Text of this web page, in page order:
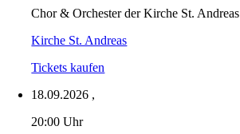
Chor & Orchester der Kirche St. Andreas
Kirche St. Andreas
Tickets kaufen
18.09.2026 ,
20:00 Uhr